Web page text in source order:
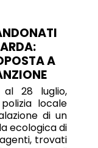
A
28 luglio,
locale
di un
ecologica di
trovati